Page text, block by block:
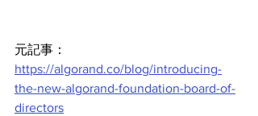
元記事：
https://algorand.co/blog/introducing-
the-new-algorand-foundation-board-of-
directors